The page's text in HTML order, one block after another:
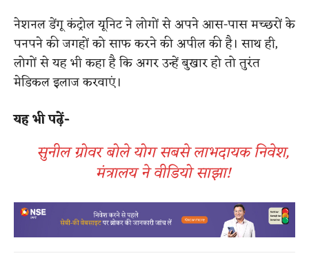
नेशनल डेंगू कंट्रोल यूनिट ने लोगों से अपने आस-पास मच्छरों के
पनपने की जगहों को साफ करने की अपील की है। साथ ही,
लोगों से यह भी कहा है कि अगर उन्हें बुखार हो तो तुरंत
मेडिकल इलाज करवाएं।
यह भी पढ़ें-
सुनील ग्रोवर बोले योग सबसे लाभदायक निवेश,
मंत्रालय ने वीडियो साझा!